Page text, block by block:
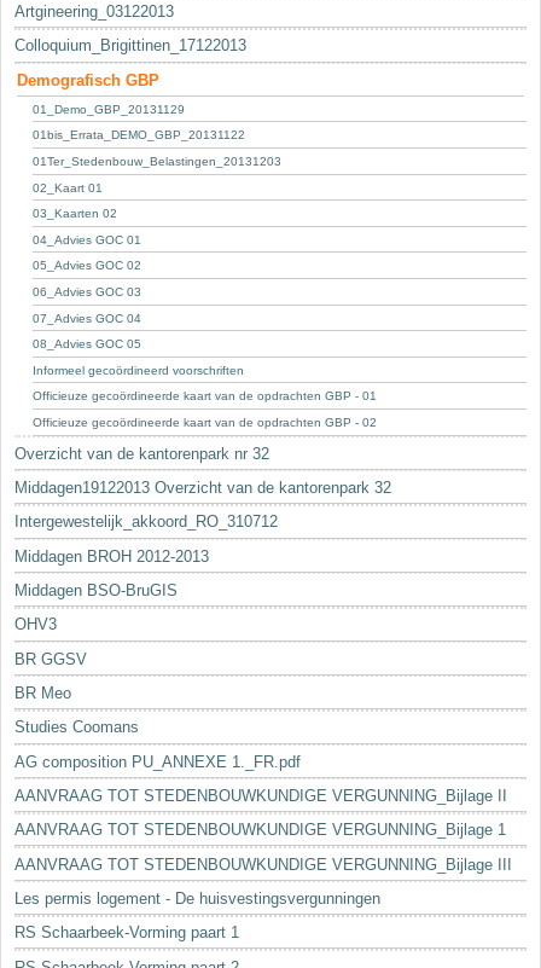
Artgineering_03122013
Colloquium_Brigittinen_17122013
Demografisch GBP
01_Demo_GBP_20131129
01bis_Errata_DEMO_GBP_20131122
01Ter_Stedenbouw_Belastingen_20131203
02_Kaart 01
03_Kaarten 02
04_Advies GOC 01
05_Advies GOC 02
06_Advies GOC 03
07_Advies GOC 04
08_Advies GOC 05
Informeel gecoördineerd voorschriften
Officieuze gecoördineerde kaart van de opdrachten GBP - 01
Officieuze gecoördineerde kaart van de opdrachten GBP - 02
Overzicht van de kantorenpark nr 32
Middagen19122013 Overzicht van de kantorenpark 32
Intergewestelijk_akkoord_RO_310712
Middagen BROH 2012-2013
Middagen BSO-BruGIS
OHV3
BR GGSV
BR Meo
Studies Coomans
AG composition PU_ANNEXE 1._FR.pdf
AANVRAAG TOT STEDENBOUWKUNDIGE VERGUNNING_Bijlage II
AANVRAAG TOT STEDENBOUWKUNDIGE VERGUNNING_Bijlage 1
AANVRAAG TOT STEDENBOUWKUNDIGE VERGUNNING_Bijlage III
Les permis logement - De huisvestingsvergunningen
RS Schaarbeek-Vorming paart 1